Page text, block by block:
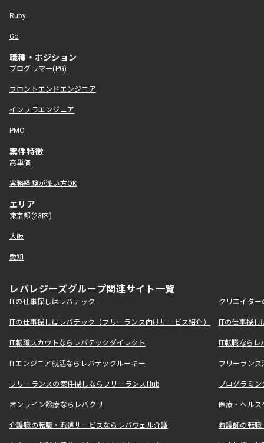
Ruby
Go
職種・ポジション
プログラマー(PG)
フロントエンドエンジニア
インフラエンジニア
PMO
案件特徴
高単価
実務経験が浅い方OK
エリア
東京都(23区)
大阪
愛知
レバレジーズグループ関連サイト一覧
ITの仕事探しはレバテック クリエイタ
ITの仕事探しはレバテック（フリーランス向けサービス紹介） ITの仕事探
IT転職スカウトならレバテックダイレクト IT転職なら
ITエンジニア就活ならレバテックルーキー フリーラン
フリーランスの案件探しならフリーランスHub プログラミ
オンライン診療ならレバクリ 医療・ヘル
介護職の転職・派遣サービスならレバウェル介護 看護師の転